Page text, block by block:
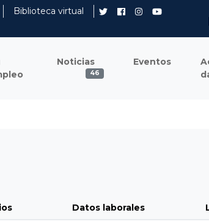
Biblioteca virtual
Noticias
46
Eventos
Datos laborales